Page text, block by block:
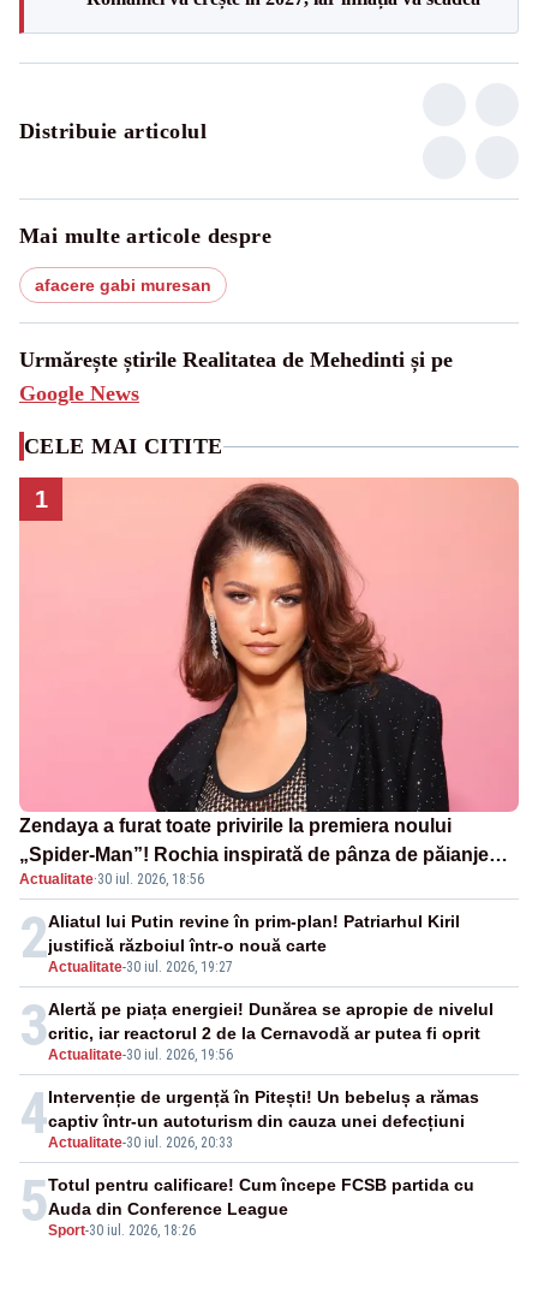
Distribuie articolul
Mai multe articole despre
afacere gabi muresan
Urmărește știrile Realitatea de Mehedinti și pe
Google News
CELE MAI CITITE
1
Zendaya a furat toate privirile la premiera noului
„Spider-Man”! Rochia inspirată de pânza de păianjen a
făcut senzație
Actualitate·30 iul. 2026, 18:56
2Actualitate-30 iul. 2026, 19:27
Aliatul lui Putin revine în prim-plan! Patriarhul Kiril
justifică războiul într-o nouă carte
3Actualitate-30 iul. 2026, 19:56
Alertă pe piața energiei! Dunărea se apropie de nivelul
critic, iar reactorul 2 de la Cernavodă ar putea fi oprit
4Actualitate-30 iul. 2026, 20:33
Intervenție de urgență în Pitești! Un bebeluș a rămas
captiv într-un autoturism din cauza unei defecțiuni
5Sport-30 iul. 2026, 18:26
Totul pentru calificare! Cum începe FCSB partida cu
Auda din Conference League